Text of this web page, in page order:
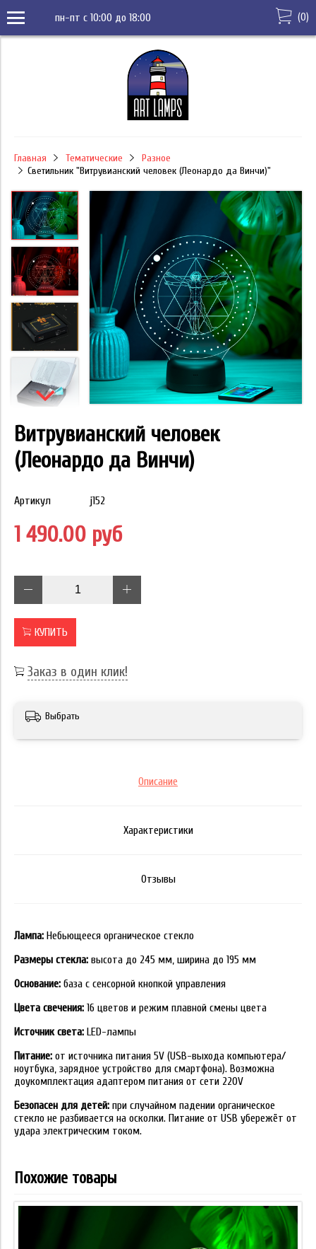
пн-пт с 10:00 до 18:00 (0)
Главная Тематические
Разное
Светильник "Витрувианский человек (Леонардо да Винчи)"
Витрувианский человек
(Леонардо да Винчи)
Артикул j152
1 490.00 руб
КУПИТЬ
Заказ в один клик!
Выбрать
Описание
Характеристики
Отзывы
Лампа: Небьющееся органическое стекло
Размеры стекла: высота до 245 мм, ширина до 195 мм
Основание: база с сенсорной кнопкой управления
Цвета свечения: 16 цветов и режим плавной смены цвета
Источник света: LED-лампы
Питание: от источника питания 5V (USB-выхода компьютера/
ноутбука, зарядное устройство для смартфона). Возможна
доукомплектация адаптером питания от сети 220V
Безопасен для детей: при случайном падении органическое
стекло не разбивается на осколки. Питание от USB убережёт от
удара электрическим током.
Похожие товары